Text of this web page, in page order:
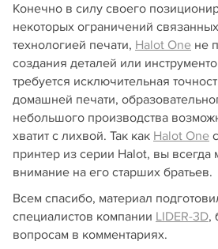
Конечно в силу своего
некоторых ограничений
технологией печати, Halot One не
создания деталей или
требуется исключительная
домашней печати,
небольшого производства
хватит с лихвой. Так как Halot One
принтер из серии Halot, вы всегда
внимание на его старших братьев.
Всем спасибо, материал
специалистов компании LIDER-3D,
вопросам в комментариях.